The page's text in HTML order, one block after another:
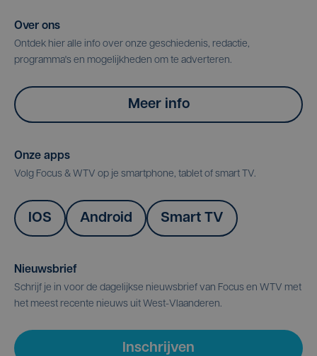
Over ons
Ontdek hier alle info over onze geschiedenis, redactie,
programma's en mogelijkheden om te adverteren.
Meer info
Onze apps
Volg Focus & WTV op je smartphone, tablet of smart TV.
IOS Android Smart TV
Nieuwsbrief
Schrijf je in voor de dagelijkse nieuwsbrief van Focus en WTV met
het meest recente nieuws uit West-Vlaanderen.
Inschrijven